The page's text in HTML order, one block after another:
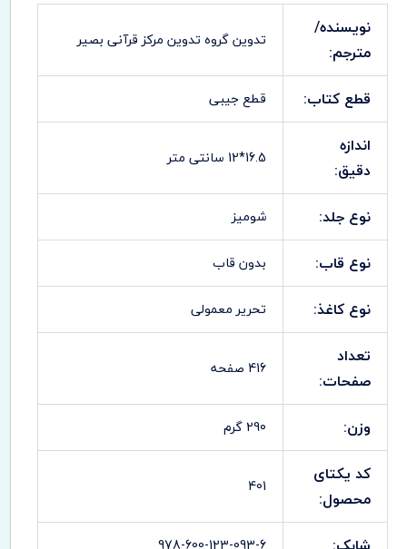
نویسنده/
مترجم:
تدوین گروه تدوین مرکز قرآنی بصیر
قطع کتاب: قطع جیبی
اندازه
دقیق:
16.5*12 سانتی متر
نوع جلد: شومیز
نوع قاب: بدون قاب
نوع کاغذ: تحریر معمولی
تعداد
صفحات:
416 صفحه
وزن: 290 گرم
کد یکتای
محصول:
401